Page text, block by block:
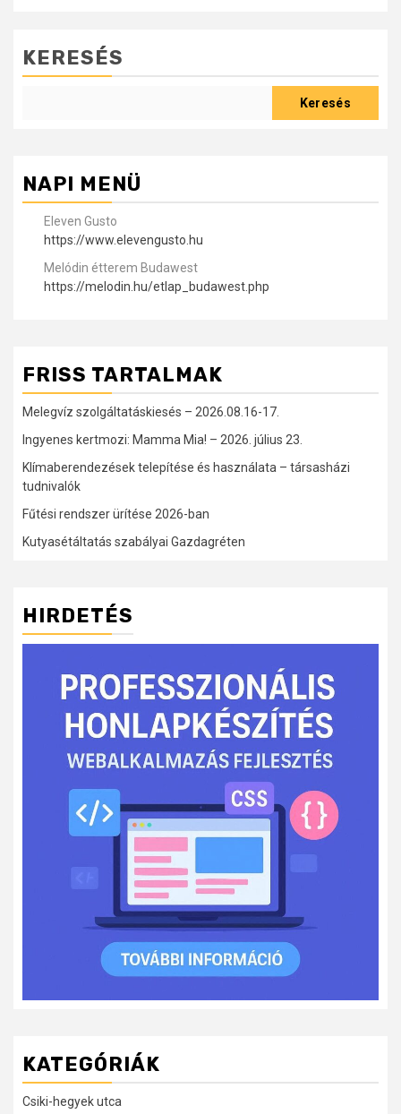
KERESÉS
Keresés
NAPI MENÜ
Eleven Gusto
https://www.elevengusto.hu
Melódin étterem Budawest
https://melodin.hu/etlap_budawest.php
FRISS TARTALMAK
Melegvíz szolgáltatáskiesés – 2026.08.16-17.
Ingyenes kertmozi: Mamma Mia! – 2026. július 23.
Klímaberendezések telepítése és használata – társasházi
tudnivalók
Fűtési rendszer ürítése 2026-ban
Kutyasétáltatás szabályai Gazdagréten
HIRDETÉS
KATEGÓRIÁK
Csiki-hegyek utca